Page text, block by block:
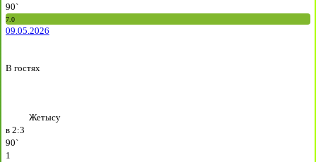
90`
7.0
09.05.2026
В гостях
Жетысу
в 2:3
90`
1